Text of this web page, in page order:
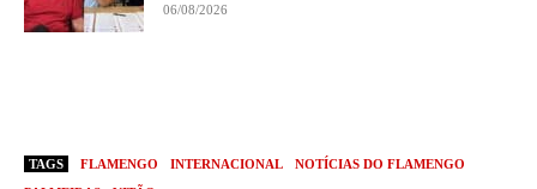
06/08/2026
TAGS FLAMENGO INTERNACIONAL
NOTÍCIAS DO FLAMENGO